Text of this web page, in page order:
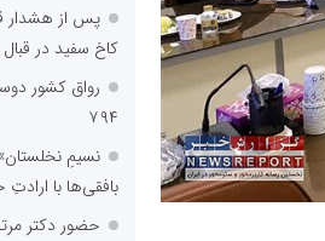
پس از هشدار
کاخ سفید در قبال
رواق کشور
۷۹۴
نسیمِ
بافقی‌ها با
حضور دکتر